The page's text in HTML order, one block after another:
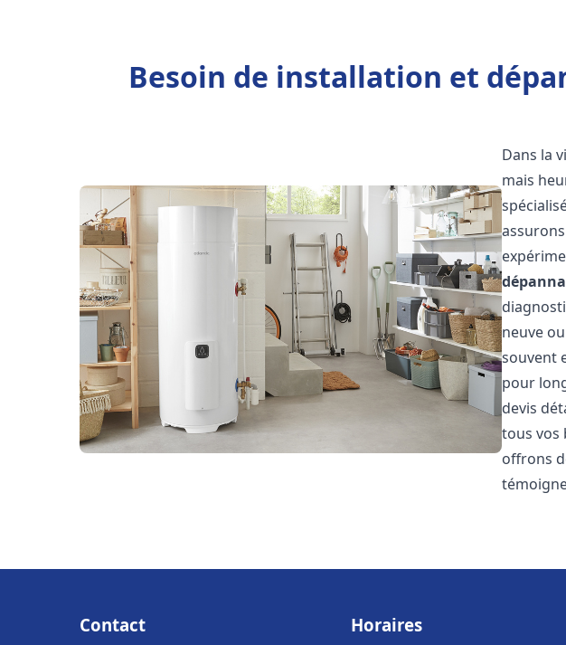
Besoin de installation et
Dans la
mais
neuve
souvent
pour
devis
tous vos
offrons
Contact Horaires